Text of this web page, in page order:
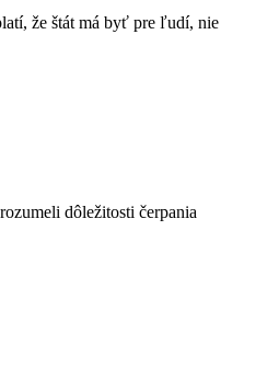
že štát má byť pre ľudí, nie
dôležitosti čerpania